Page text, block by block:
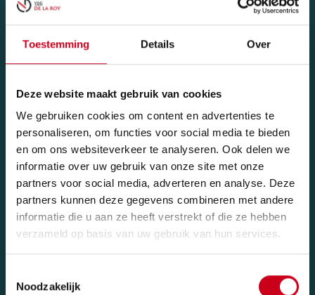
Toestemming Details Over
Deze website maakt gebruik van cookies
We gebruiken cookies om content en advertenties te
personaliseren, om functies voor social media te bieden
en om ons websiteverkeer te analyseren. Ook delen we
informatie over uw gebruik van onze site met onze
partners voor social media, adverteren en analyse. Deze
partners kunnen deze gegevens combineren met andere
informatie die u aan ze heeft verstrekt of die ze hebben
verzameld op basis van uw gebruik van hun services.
Noodzakelijk
Architectonische
elementen